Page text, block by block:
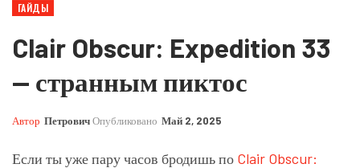
ГАЙДЫ
Clair Obscur: Expedition 33
— странным пиктос
Автор ПетровичОпубликовано Май 2, 2025
Если ты уже пару часов бродишь по Clair Obscur: